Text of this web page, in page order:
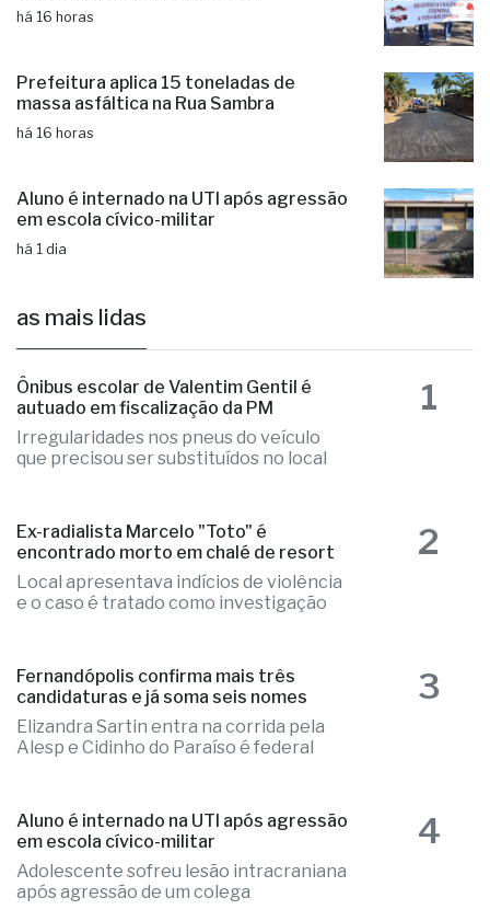
há 16 horas
Prefeitura aplica 15 toneladas de
massa asfáltica na Rua Sambra
há 16 horas
Aluno é internado na UTI após agressão
em escola cívico-militar
há 1 dia
as mais lidas
Ônibus escolar de Valentim Gentil é
autuado em fiscalização da PM
Irregularidades nos pneus do veículo
que precisou ser substituídos no local
1
Ex-radialista Marcelo "Toto" é
encontrado morto em chalé de resort
Local apresentava indícios de violência
e o caso é tratado como investigação
2
Fernandópolis confirma mais três
candidaturas e já soma seis nomes
Elizandra Sartin entra na corrida pela
Alesp e Cidinho do Paraíso é federal
3
Aluno é internado na UTI após agressão
em escola cívico-militar
Adolescente sofreu lesão intracraniana
após agressão de um colega
4